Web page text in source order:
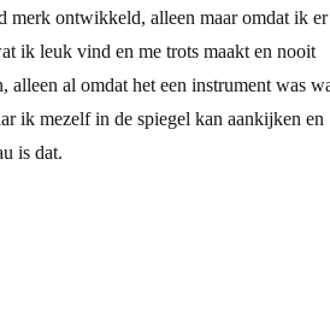
naar vandaag; ik heb tijdens deze
merk ontwikkeld, alleen maar omdat ik er
ik leuk vind en me trots maakt en nooit
al omdat het een instrument was wat
ik mezelf in de spiegel kan aankijken en